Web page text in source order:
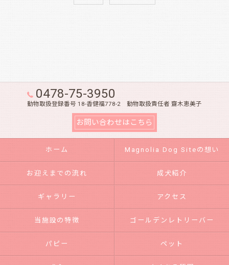
0478-75-3950
動物取扱登録番号 18-香健福778-2 動物取扱責任者 齋木恵美子
お問い合わせはこちら
ホーム Magnolia Dog Siteの想い
お迎えまでの流れ 成犬紹介
ギャラリー アクセス
当施設の特徴 ゴールデンレトリーバー
パピー ペット